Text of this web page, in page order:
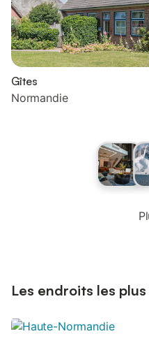
Gîtes
Normandie
Les endroits les